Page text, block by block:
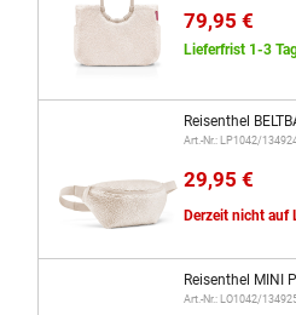
79,95 €
Lieferfrist 1-3
Reisenthel
Art.-Nr.: LP1042/
29,95 €
Derzeit nicht auf
Reisenthel MINI
Art.-Nr.: LO1042/